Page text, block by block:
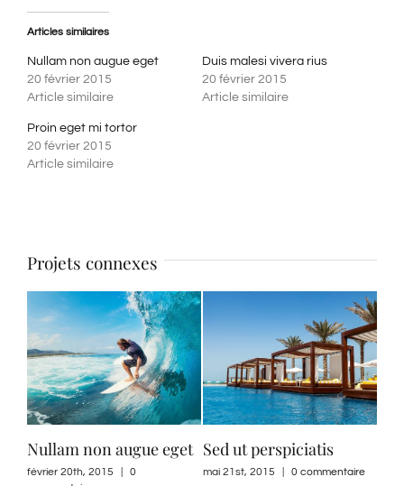
Articles similaires
Nullam non augue eget
20 février 2015
Article similaire
Duis malesi vivera rius
20 février 2015
Article similaire
Proin eget mi tortor
20 février 2015
Article similaire
Projets connexes
Sed ut perspiciatis
mai 21st, 2015 | 0 commentaire
Suspendisse lectus
facilis